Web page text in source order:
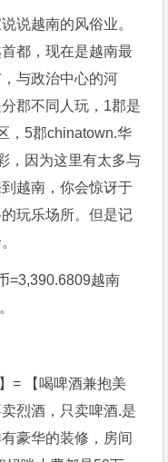
说越南的风俗业。
都，现在是越南最
与政治中心的河
郡不同人玩，1郡是
，5郡chinatown.华
，因为这里有太多与
越南，你会惊讶于
玩乐场所。但是记
=3,390.6809越南
= 【喝啤酒兼抱美
烈酒，只卖啤酒.是
豪华的装修，房间